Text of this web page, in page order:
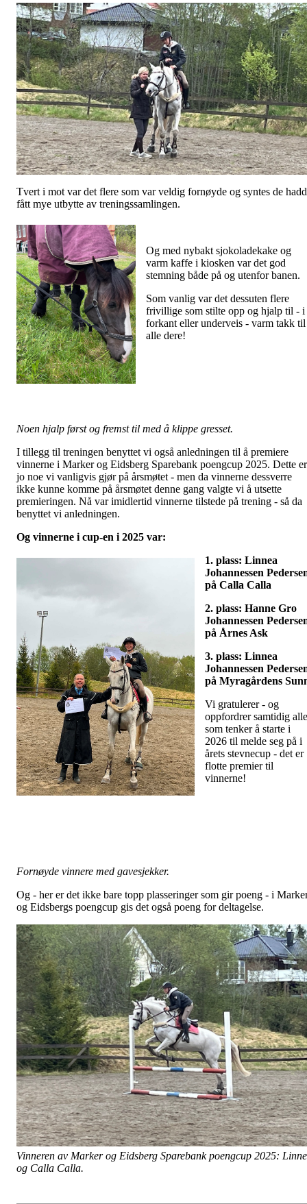
Tvert i mot var det flere som var veldig fornøyde og syntes de
fått mye utbytte av treningssamlingen.
Og med nybakt sjokoladekake og
varm kaffe i kiosken var det god
stemning både på og utenfor banen.
Som vanlig var det dessuten flere
frivillige som stilte opp og hjalp til - i
forkant eller underveis - varm takk til
alle dere!
Noen hjalp først og fremst til med å klippe gresset.
I tillegg til treningen benyttet vi også anledningen til å premiere
vinnerne i Marker og Eidsberg Sparebank poengcup 2025. Dette er
jo noe vi vanligvis gjør på årsmøtet - men da vinnerne dessverre
ikke kunne komme på årsmøtet denne gang valgte vi å utsette
premieringen. Nå var imidlertid vinnerne tilstede på trening - så da
benyttet vi anledningen.
Og vinnerne i cup-en i 2025 var:
1. plass: Linnea
Johannessen
på Calla Calla
2. plass: Hanne Gro
Johannessen
på Årnes Ask
3. plass: Linnea
Johannessen
på Myragårdens
Vi gratulerer - og
oppfordrer samtidig alle
som tenker å starte i
2026 til melde seg på i
årets stevnecup - det er
flotte premier til
vinnerne!
Fornøyde vinnere med gavesjekker.
Og - her er det ikke bare topp plasseringer som gir poeng - i
og Eidsbergs poengcup gis det også poeng for deltagelse.
Vinneren av Marker og Eidsberg Sparebank poengcup 2025:
og Calla Calla.